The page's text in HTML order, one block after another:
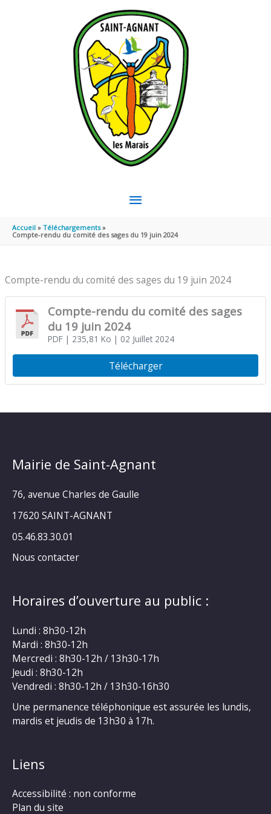
MENU
PRINCIPAL
Accueil
Téléchargements
Compte-rendu du comité des sages du 19 juin 2024
Compte-rendu du comité des sages du 19 juin 2024
Compte-rendu du comité des sages
du 19 juin 2024
PDF| 235,81 Ko | 02 Juillet 2024
Télécharger
Mairie de Saint-Agnant
76, avenue Charles de Gaulle
17620 SAINT-AGNANT
05.46.83.30.01
Nous contacter
Horaires d’ouverture au public :
Lundi : 8h30-12h
Mardi : 8h30-12h
Mercredi : 8h30-12h / 13h30-17h
Jeudi : 8h30-12h
Vendredi : 8h30-12h / 13h30-16h30
Une permanence téléphonique est assurée les lundis,
mardis et jeudis de 13h30 à 17h.
Liens
Accessibilité : non conforme
Plan du site